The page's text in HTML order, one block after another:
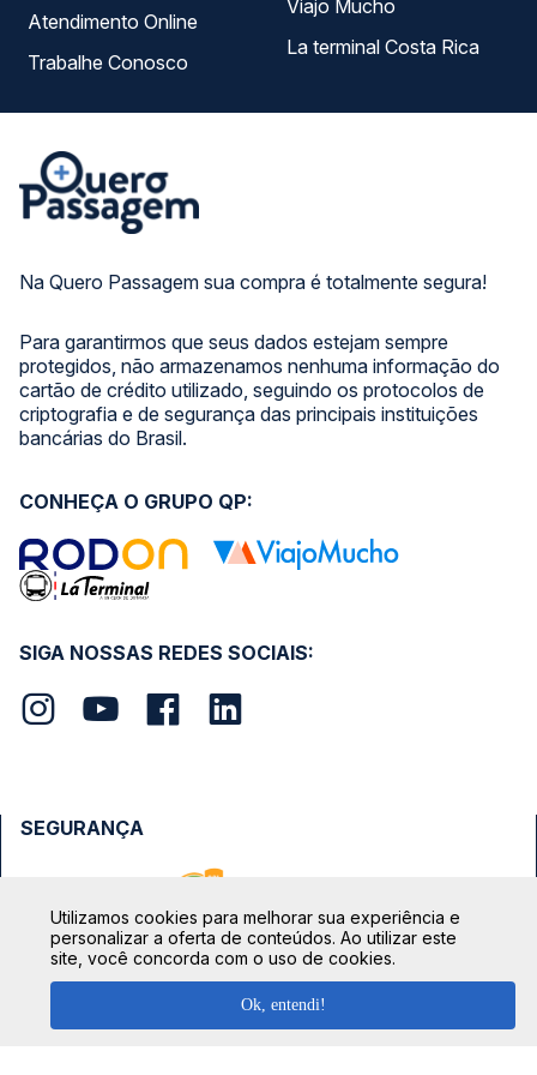
Na Quero Passagem sua compra é totalmente segura!
Para garantirmos que seus dados estejam sempre
protegidos, não armazenamos nenhuma informação do
cartão de crédito utilizado, seguindo os protocolos de
criptografia e de segurança das principais instituições
bancárias do Brasil.
Atendimento Online
Trabalhe Conosco
Viajo Mucho
La terminal Costa Rica
SIGA NOSSAS REDES SOCIAIS:
CONHEÇA O GRUPO QP:
FORMAS DE PAGAMENTO
SEGURANÇA
Utilizamos cookies para melhorar sua experiência e
personalizar a oferta de conteúdos. Ao utilizar este
site, você concorda com o uso de cookies.
Ok, entendi!